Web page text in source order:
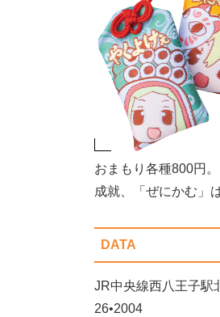
おまもり各種800円
成就、「ぜにかむ」
DATA
JR中央線西八王子
26•2004